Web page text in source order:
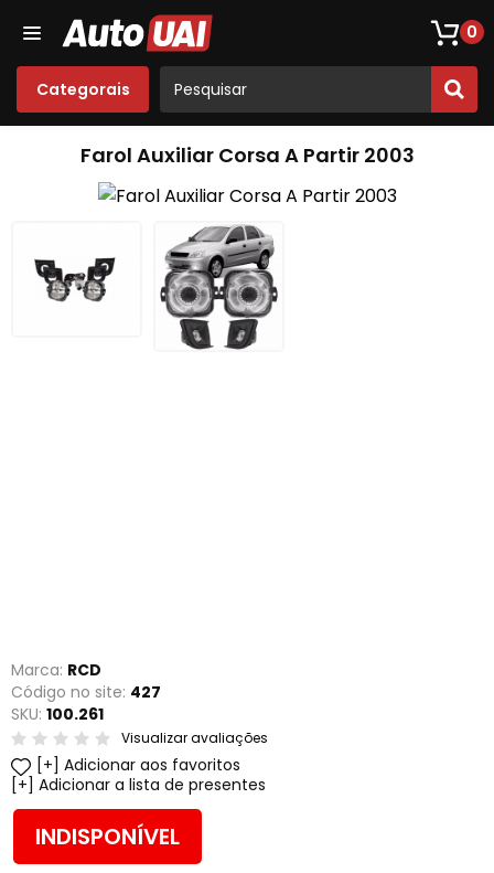
0
Categorais
Loja De Peças De Fusca Som
Farol Auxiliar Corsa A Partir 2003
Marca: RCD
Código no site: 427
SKU: 100.261
Visualizar avaliações
Adicionar aos favoritos
Adicionar a lista de presentes
INDISPONÍVEL